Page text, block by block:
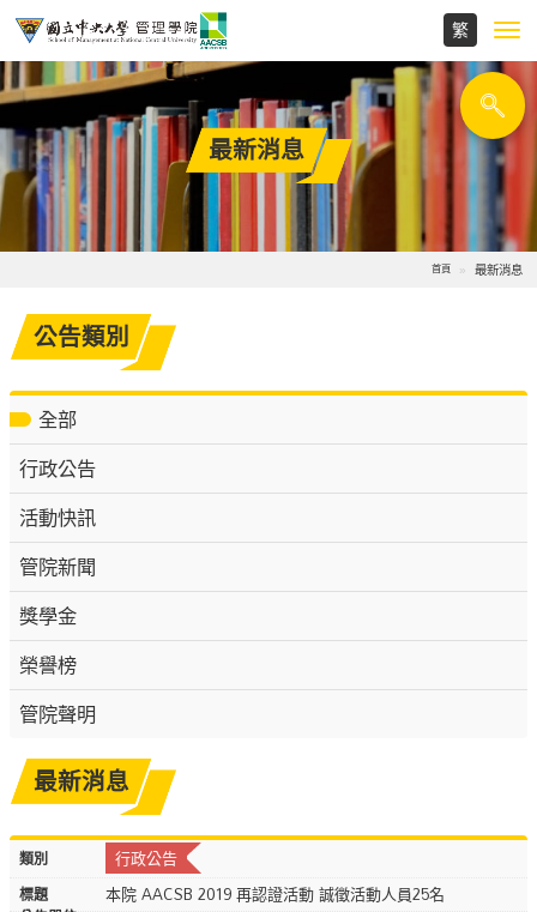
最新消息
首頁 最新消息
公告類別
全部
行政公告
活動快訊
管院新聞
獎學金
榮譽榜
管院聲明
最新消息
行政公告
本院 AACSB 2019 再認證活動 誠徵活動人員25名